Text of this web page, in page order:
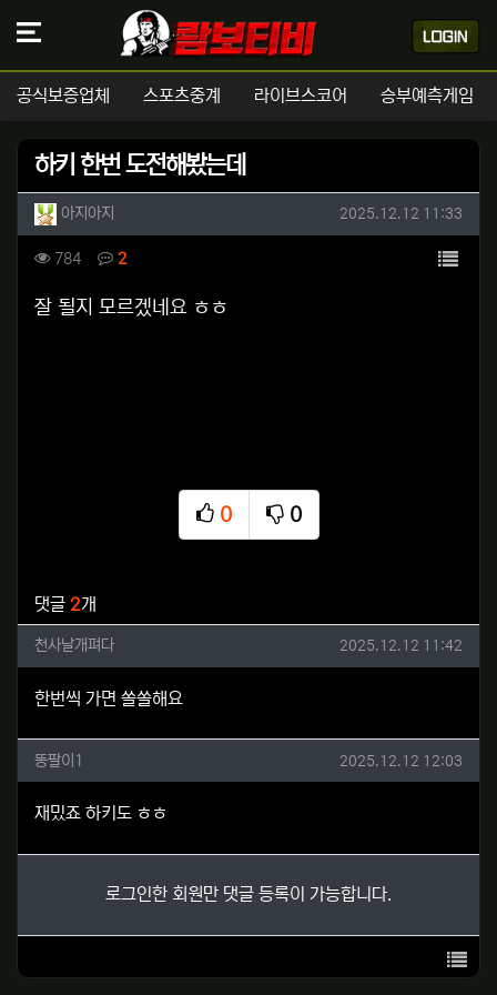
공식보증업체 스포츠중계 라이브스코어 승부예측게임
하키 한번 도전해봤는데
작성자 정보
아지아지 작성일
2025.12.12 11:33
컨텐츠 정보
784조회 2댓글 목록
본문
잘 될지 모르겠네요 ㅎㅎ
0
추천
0
비추천
댓글 2개
천사날개펴다님의 댓글
천사날개펴다 작성일
2025.12.12 11:42
한번씩 가면 쏠쏠해요
똥팔이1님의 댓글
똥팔이1 작성일
2025.12.12 12:03
재밌죠 하키도 ㅎㅎ
로그인한 회원만 댓글 등록이 가능합니다.
목록